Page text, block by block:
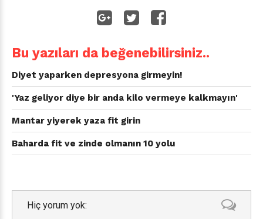
Bu yazıları da beğenebilirsiniz..
Diyet yaparken depresyona girmeyin!
'Yaz geliyor diye bir anda kilo vermeye kalkmayın'
Mantar yiyerek yaza fit girin
Baharda fit ve zinde olmanın 10 yolu
Hiç yorum yok: